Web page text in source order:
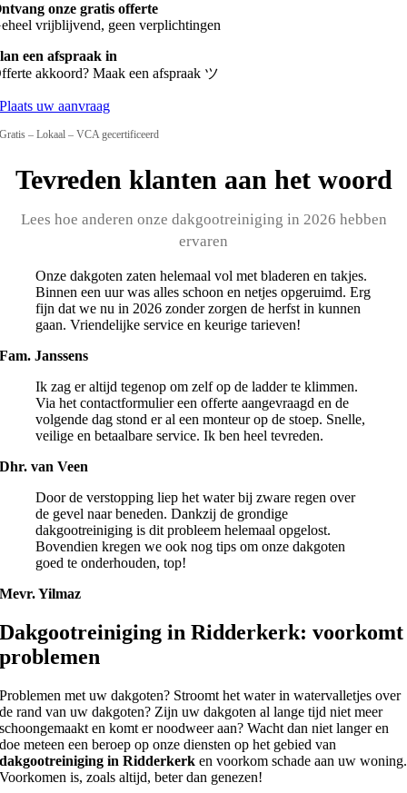
onze gratis offerte
vrijblijvend, geen verplichtingen
een afspraak in
akkoord? Maak een afspraak ツ
Plaats uw aanvraag
Gratis – Lokaal – VCA gecertificeerd
Tevreden klanten aan het woord
Lees hoe anderen onze dakgootreiniging in 2026 hebben
ervaren
Onze dakgoten zaten helemaal vol met bladeren en takjes.
Binnen een uur was alles schoon en netjes opgeruimd. Erg
fijn dat we nu in 2026 zonder zorgen de herfst in kunnen
gaan. Vriendelijke service en keurige tarieven!
Fam. Janssens
Ik zag er altijd tegenop om zelf op de ladder te klimmen.
Via het contactformulier een offerte aangevraagd en de
volgende dag stond er al een monteur op de stoep. Snelle,
veilige en betaalbare service. Ik ben heel tevreden.
Dhr. van Veen
Door de verstopping liep het water bij zware regen over
de gevel naar beneden. Dankzij de grondige
dakgootreiniging is dit probleem helemaal opgelost.
Bovendien kregen we ook nog tips om onze dakgoten
goed te onderhouden, top!
Mevr. Yilmaz
Dakgootreiniging in Ridderkerk: voorkomt
problemen
Problemen met uw dakgoten? Stroomt het water in watervalletjes over
de rand van uw dakgoten? Zijn uw dakgoten al lange tijd niet meer
schoongemaakt en komt er noodweer aan? Wacht dan niet langer en
doe meteen een beroep op onze diensten op het gebied van
dakgootreiniging in Ridderkerk en voorkom schade aan uw woning.
Voorkomen is, zoals altijd, beter dan genezen!